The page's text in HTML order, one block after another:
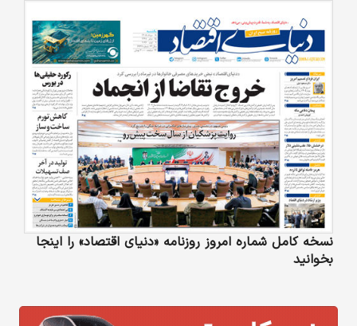
نسخه کامل شماره امروز روزنامه «دنیای‌ اقتصاد» را اینجا
بخوانید